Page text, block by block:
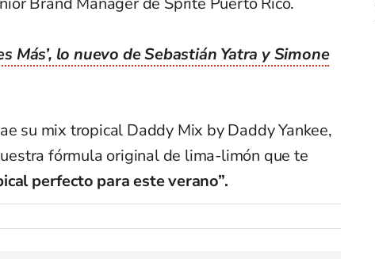
Más’, lo nuevo de Sebastián Yatra y Simone
su mix tropical Daddy Mix by Daddy Yankee,
fórmula original de lima-limón que te
perfecto para este verano”.